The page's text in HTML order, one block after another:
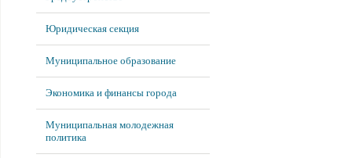
Юридическая секция
Муниципальное образование
Экономика и финансы города
Муниципальная молодежная
политика